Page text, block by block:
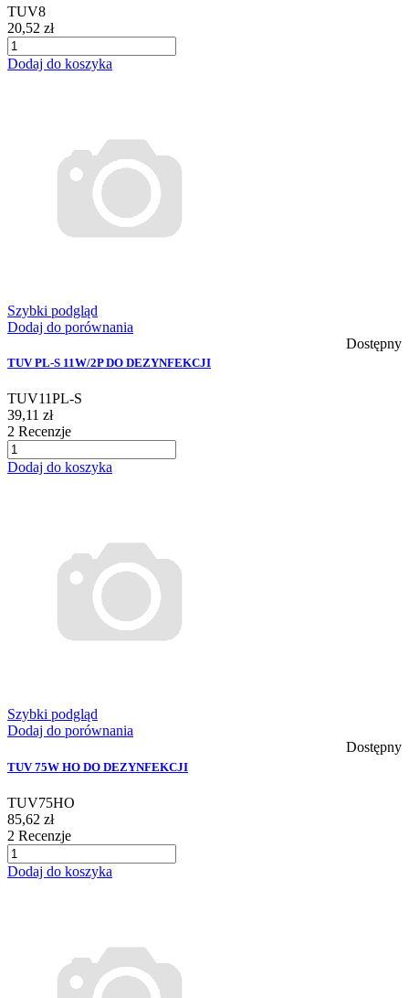
TUV8
20,52 zł
Dodaj do koszyka
Szybki podgląd
Dodaj do porównania
Dostępny
TUV PL-S 11W/2P DO DEZYNFEKCJI
TUV11PL-S
39,11 zł
2 Recenzje
Dodaj do koszyka
Szybki podgląd
Dodaj do porównania
Dostępny
TUV 75W HO DO DEZYNFEKCJI
TUV75HO
85,62 zł
2 Recenzje
Dodaj do koszyka